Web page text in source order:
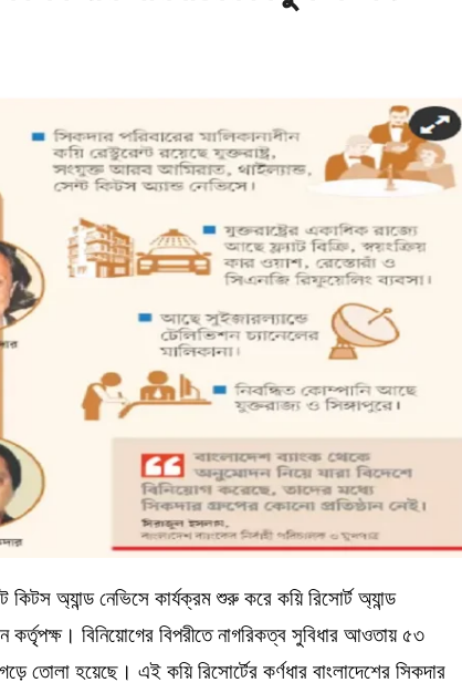
ডলার ক্ষতিপূরণ পাচ্ছে বাংলাদেশ
জারি
বাংলাদেশ
আগুনে পুড়ল বেশ কিছু বাড়ি
দুটি সংস্থা হচ্ছে
না সৌদি আরব
আসবে
কর্তৃপক্ষ। বিনিয়োগের বিপরীতে নাগরিকত্ব সুবিধার আওতায় ৫৩
তোলা হয়েছে। এই কয়ি রিসোর্টের কর্ণধার বাংলাদেশের সিকদার